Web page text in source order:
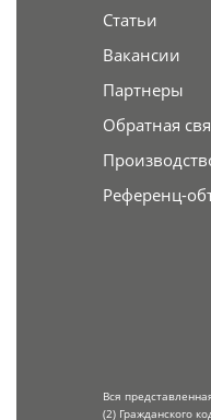
Статьи
Вакансии
Партнеры
Обратная
Референц-
Вся
(2) Гражданского